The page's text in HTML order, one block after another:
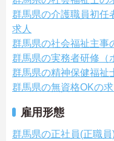
群馬県の介護職員初任
求人
群馬県の社会福祉主事
群馬県の実務者研修（
群馬県の精神保健福祉
群馬県の無資格OKの求
雇用形態
群馬県の正社員(正職員